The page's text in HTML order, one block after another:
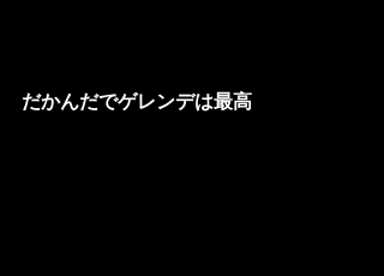
だかんだでゲレンデは最高